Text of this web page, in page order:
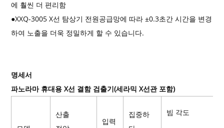
에 훨씬 더 편리함
●XXQ-3005 X선 탐상기 전원공급망에 따라 ±0.3초간 시간을 변경
하여 노출을 더욱 정밀하게 할 수 있습니다.
명세서
파노라마 휴대용 X선 결함 검출기(세라믹 X선관 포함)
산출
입력
집중하
빔 각도